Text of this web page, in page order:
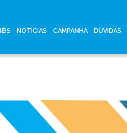
NOTÍCIAS CAMPANHA DÚVIDAS